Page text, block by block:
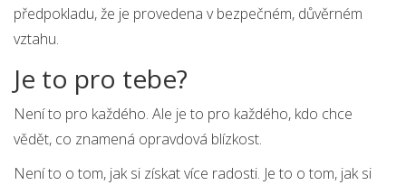
předpokladu, že je provedena v bezpečném, důvěrném
vztahu.
Je to pro tebe?
Není to pro každého. Ale je to pro každého, kdo chce
vědět, co znamená opravdová blízkost.
Není to o tom, jak si získat více radosti. Je to o tom, jak si